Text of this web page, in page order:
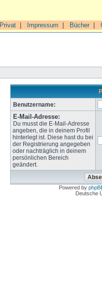
Privat Impressum Bücher|
Benutzername:
E-Mail-Adresse:
Du musst die E-Mail-Adresse
angeben, die in deinem Profil
hinterlegt ist. Diese hast du bei
der Registrierung angegeben
oder nachträglich in deinem
persönlichen Bereich
geändert.
Powered by
Deutsche